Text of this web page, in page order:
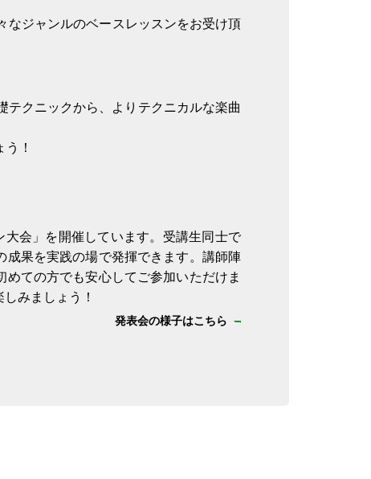
なジャンルのベースレッスンをお受け頂
クニックから、よりテクニカルな楽曲
！
会」を開催しています。受講生同士で
果を実践の場で発揮できます。講師陣
ての方でも安心してご参加いただけま
みましょう！
発表会の様子はこちら